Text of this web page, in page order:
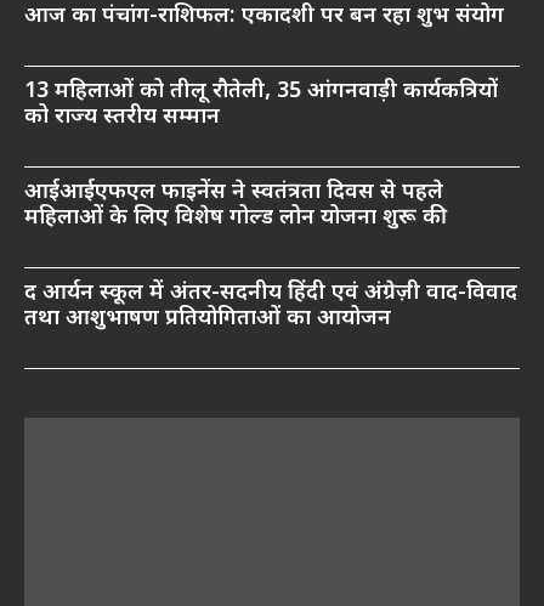
आज का पंचांग-राशिफल: एकादशी पर बन रहा शुभ संयोग
13 महिलाओं को तीलू रौतेली, 35 आंगनवाड़ी कार्यकत्रियों
को राज्य स्तरीय सम्मान
आईआईएफएल फाइनेंस ने स्वतंत्रता दिवस से पहले
महिलाओं के लिए विशेष गोल्ड लोन योजना शुरू की
द आर्यन स्कूल में अंतर-सदनीय हिंदी एवं अंग्रेज़ी वाद-विवाद
तथा आशुभाषण प्रतियोगिताओं का आयोजन